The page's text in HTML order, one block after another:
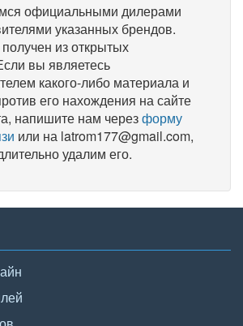
официальными дилерами
указанных брендов.
из открытых
вы являетесь
какого-либо материала и
его нахождения на сайте
напишите нам черезформу
или на latrom177@gmail.com,
удалим его.